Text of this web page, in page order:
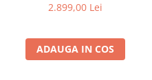
2.899,00 Lei
ADAUGA IN COS